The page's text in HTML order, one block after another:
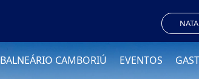
BALNEÁRIO CAMBORIÚ EVENTOS